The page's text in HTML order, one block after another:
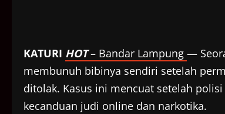
KATURI HOT – Bandar Lampung —
membunuh bibinya sendiri setelah
ditolak. Kasus ini mencuat setelah
kecanduan judi online dan narkotika.